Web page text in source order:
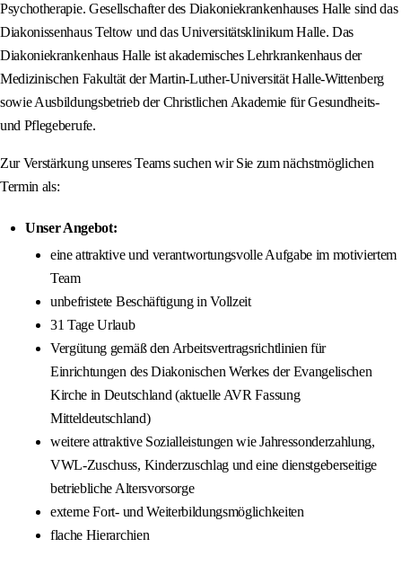
Psychotherapie. Gesellschafter des Diakoniekrankenhauses Halle sind das
Diakonissenhaus Teltow und das Universitätsklinikum Halle. Das
Diakoniekrankenhaus Halle ist akademisches Lehrkrankenhaus der
Medizinischen Fakultät der Martin-Luther-Universität Halle-Wittenberg
sowie Ausbildungsbetrieb der Christlichen Akademie für Gesundheits-
und Pflegeberufe.
Zur Verstärkung unseres Teams suchen wir Sie zum nächstmöglichen
Termin als:
Unser Angebot:
eine attraktive und verantwortungsvolle Aufgabe im motiviertem
Team
unbefristete Beschäftigung in Vollzeit
31 Tage Urlaub
Vergütung gemäß den Arbeitsvertragsrichtlinien für
Einrichtungen des Diakonischen Werkes der Evangelischen
Kirche in Deutschland (aktuelle AVR Fassung
Mitteldeutschland)
weitere attraktive Sozialleistungen wie Jahressonderzahlung,
VWL-Zuschuss, Kinderzuschlag und eine dienstgeberseitige
betriebliche Altersvorsorge
externe Fort- und Weiterbildungsmöglichkeiten
flache Hierarchien